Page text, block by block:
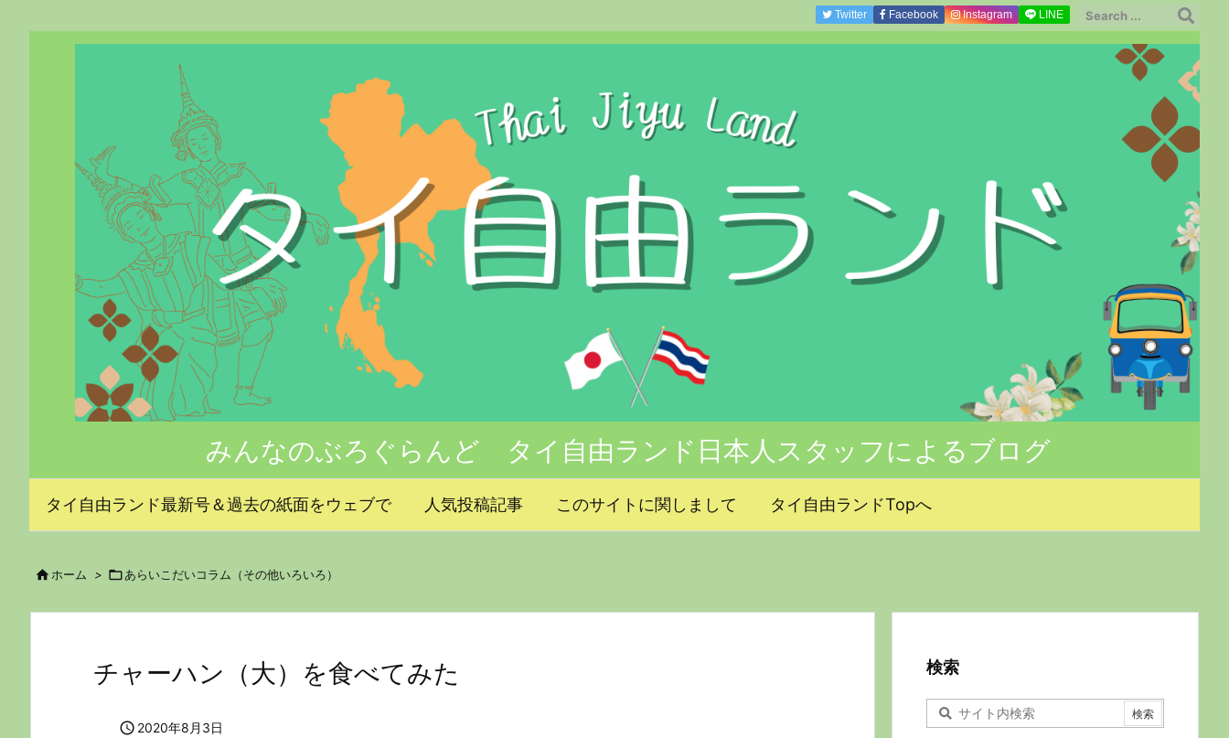
みんなのぶろぐらんど タイ自由ランド日本人スタッフによるブログ
タイ自由ランド最新号＆過去の紙面をウェブで 人気投稿記事 このサイトに関しまして タイ自由ランドTopへ
Twitter Facebook Instagram LINE
ホーム > あらいこだいコラム（その他いろいろ）
チャーハン（大）を食べてみた
 2020年8月3日
検索